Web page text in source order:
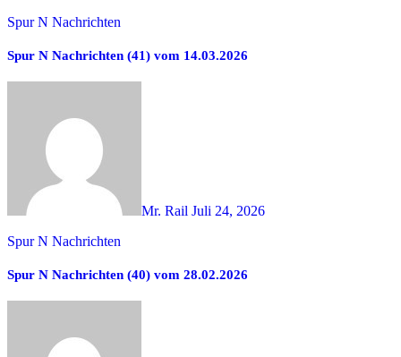
Spur N Nachrichten
Spur N Nachrichten (41) vom 14.03.2026
Mr. Rail Juli 24, 2026
Spur N Nachrichten
Spur N Nachrichten (40) vom 28.02.2026